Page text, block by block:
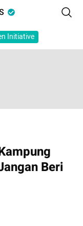
Initiative
Beri